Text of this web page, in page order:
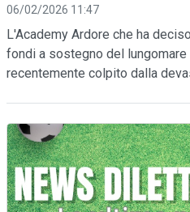
06/02/2026 11:47
L'Academy Ardore che ha
fondi a sostegno del
recentemente colpito dalla